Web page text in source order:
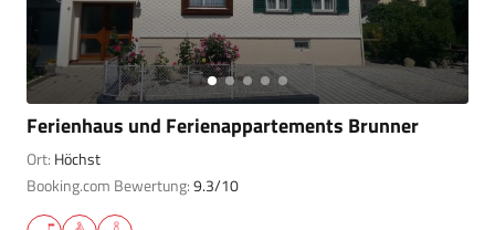
Ferienhaus und Ferienappartements Brunner
Ort: Höchst
Booking.com Bewertung:9.3/10